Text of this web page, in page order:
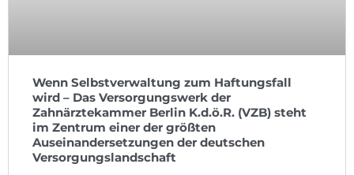
Wenn Selbstverwaltung zum Haftungsfall
wird – Das Versorgungswerk der
Zahnärztekammer Berlin K.d.ö.R. (VZB) steht
im Zentrum einer der größten
Auseinandersetzungen der deutschen
Versorgungslandschaft